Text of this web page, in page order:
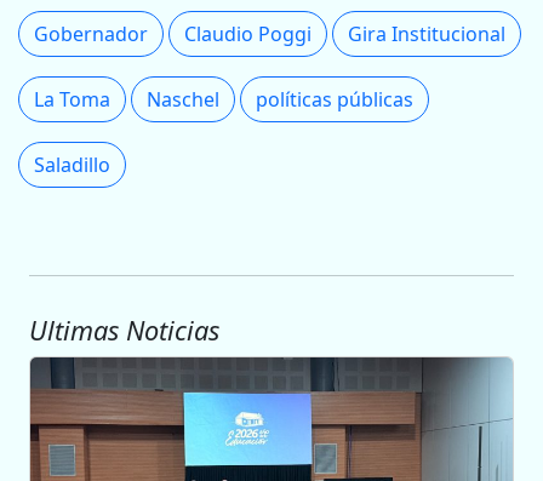
Gobernador Claudio Poggi Gira Institucional
La Toma Naschel políticas públicas
Saladillo
Ultimas Noticias